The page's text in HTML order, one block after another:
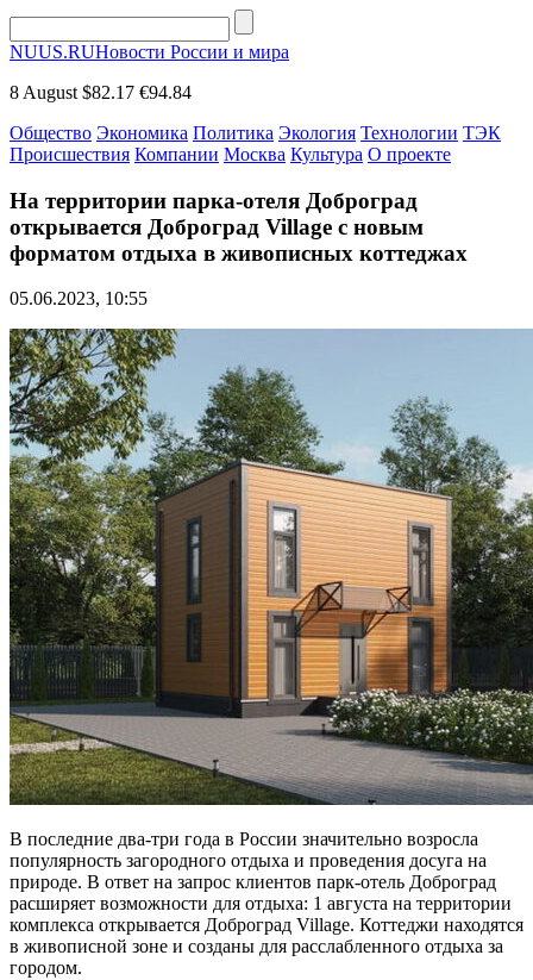
NUUS.RUНовости России и мира
8 August $82.17 €94.84
Общество Экономика Политика Экология Технологии ТЭК
Происшествия Компании Москва Культура О проекте
На территории парка-отеля Доброград
открывается Доброград Village с новым
форматом отдыха в живописных коттеджах
05.06.2023, 10:55
В последние два-три года в России значительно возросла
популярность загородного отдыха и проведения досуга на
природе. В ответ на запрос клиентов парк-отель Доброград
расширяет возможности для отдыха: 1 августа на территории
комплекса открывается Доброград Village. Коттеджи находятся
в живописной зоне и созданы для расслабленного отдыха за
городом.